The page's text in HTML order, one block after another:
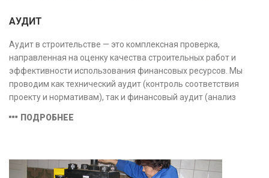
АУДИТ
Аудит в строительстве — это комплексная проверка,
направленная на оценку качества строительных работ и
эффективности использования финансовых ресурсов. Мы
проводим как технический аудит (контроль соответствия
проекту и нормативам), так и финансовый аудит (анализ
безопасность и экономическую обоснованность проекта.
ПОДРОБНЕЕ